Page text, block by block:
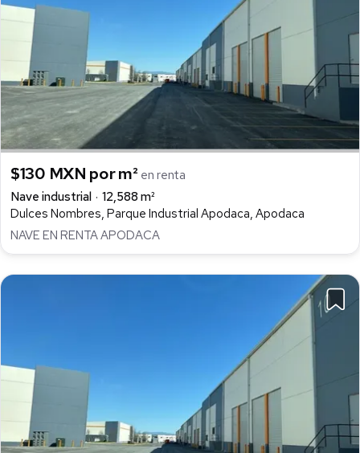
$130 MXN por m² en renta
Nave industrial
12,588 m²
Dulces Nombres, Parque Industrial Apodaca, Apodaca
NAVE EN RENTA APODACA